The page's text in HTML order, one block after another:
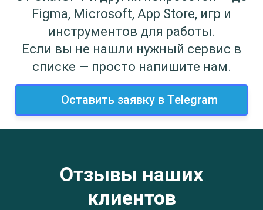
Figma, Microsoft, App Store, игр и
инструментов для работы.
Если вы не нашли нужный сервис в
списке — просто напишите нам.
Оставить заявку в Telegram
Отзывы наших
клиентов